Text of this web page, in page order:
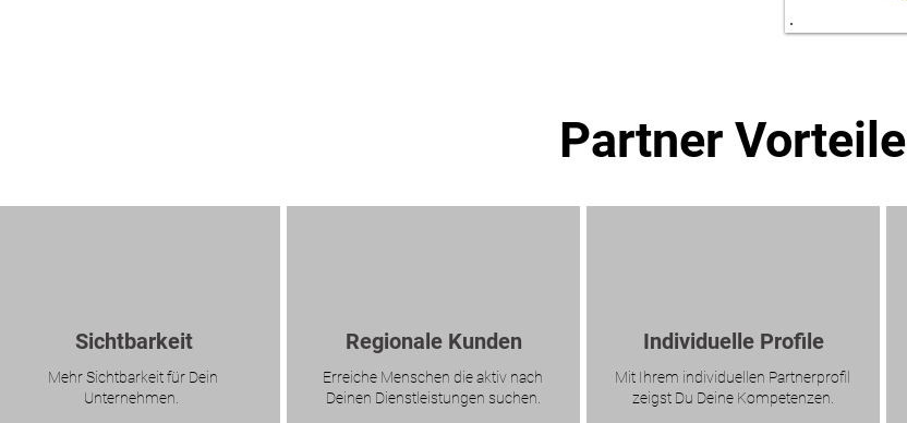
Partner Vorteile
Sichtbarkeit
Mehr Sichtbarkeit für Dein
Unternehmen.
Regionale Kunden
Erreiche Menschen die aktiv nach
Deinen Dienstleistungen suchen.
Individuelle Profile
Mit Ihrem individuellen Partnerprofil
zeigst Du Deine Kompetenzen.